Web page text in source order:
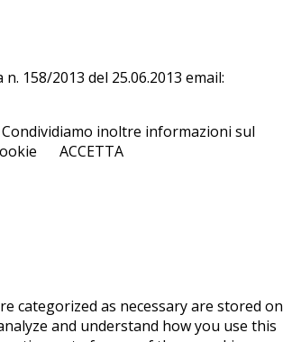
158/​2013 del 25.06.2013 email:
inoltre informazioni sul
ACCETTA
categorized as necessary are stored on
and understand how you use this